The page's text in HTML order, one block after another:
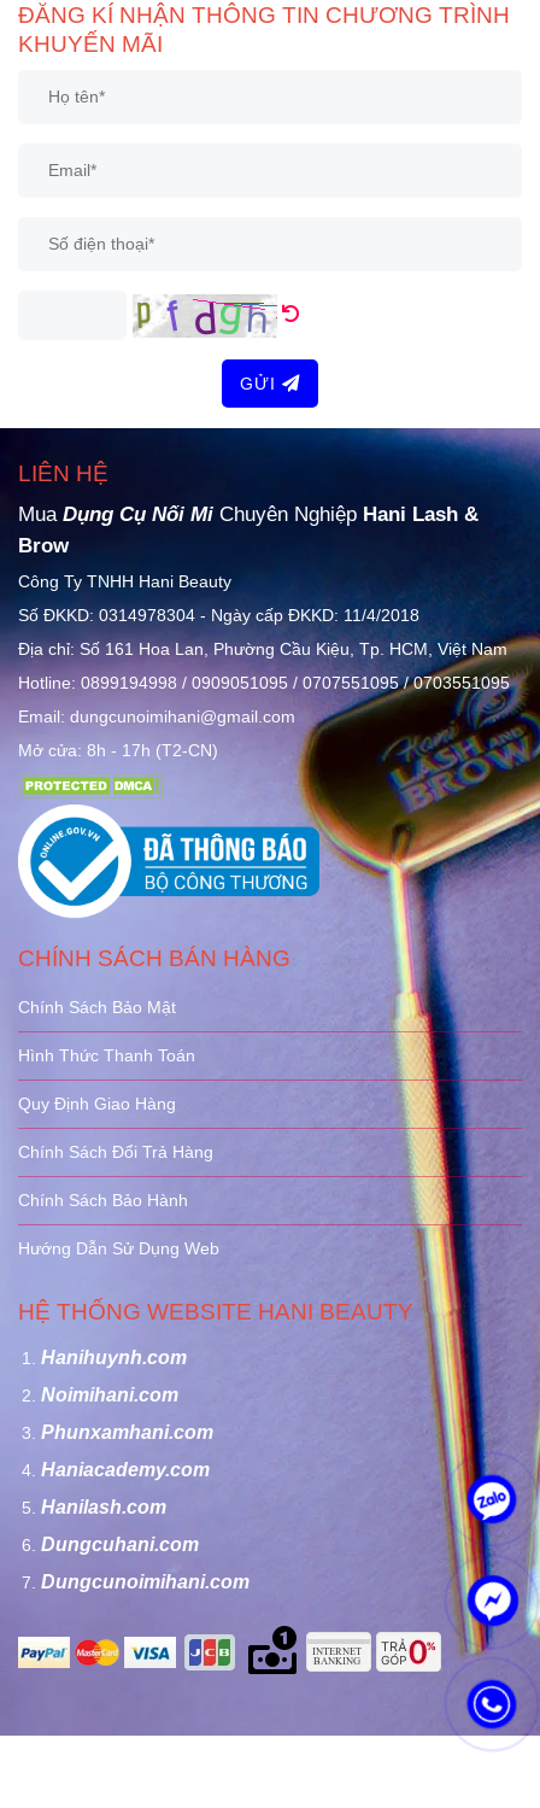
ĐĂNG KÍ NHẬN THÔNG TIN CHƯƠNG TRÌNH
KHUYẾN MÃI
GỬI
LIÊN HỆ
Mua Dụng Cụ Nối Mi Chuyên Nghiệp Hani Lash &
Brow
Công Ty TNHH Hani Beauty
Số ĐKKD: 0314978304 - Ngày cấp ĐKKD: 11/4/2018
Địa chỉ: Số 161 Hoa Lan, Phường Cầu Kiệu, Tp. HCM, Việt Nam
Hotline: 0899194998 / 0909051095 / 0707551095 / 0703551095
Email: dungcunoimihani@gmail.com
Mở cửa: 8h - 17h (T2-CN)
CHÍNH SÁCH BÁN HÀNG
Chính Sách Bảo Mật
Hình Thức Thanh Toán
Quy Định Giao Hàng
Chính Sách Đổi Trả Hàng
Chính Sách Bảo Hành
Hướng Dẫn Sử Dụng Web
HỆ THỐNG WEBSITE HANI BEAUTY
Hanihuynh.com
Noimihani.com
Phunxamhani.com
Haniacademy.com
Hanilash.com
Dungcuhani.com
Dungcunoimihani.com